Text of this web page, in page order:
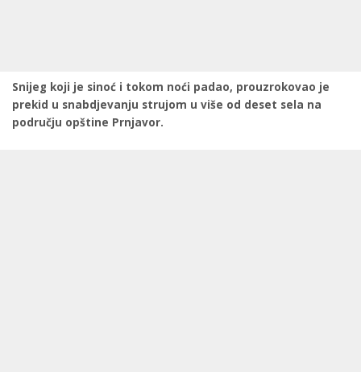
Snijeg koji je sinoć i tokom noći padao, prouzrokovao je
prekid u snabdjevanju strujom u više od deset sela na
području opštine Prnjavor.